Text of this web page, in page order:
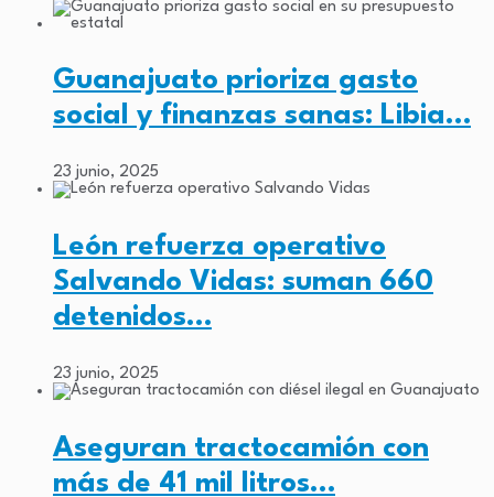
Guanajuato prioriza gasto
social y finanzas sanas: Libia…
23 junio, 2025
León refuerza operativo
Salvando Vidas: suman 660
detenidos…
23 junio, 2025
Aseguran tractocamión con
más de 41 mil litros…